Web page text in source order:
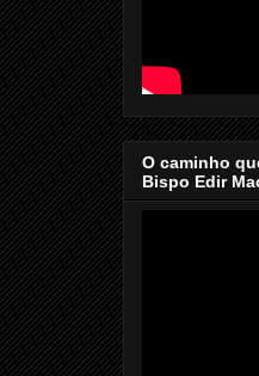
O caminho
Bispo Edir